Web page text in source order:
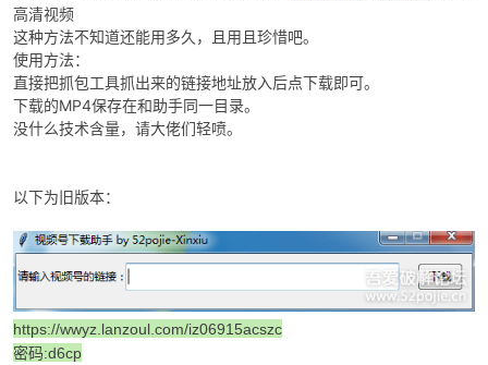
cn
高清视频
这种方法不知道还能用多久，且用且珍惜吧。
使用方法：
直接把抓包工具抓出来的链接地址放入后点下载即可。
下载的MP4保存在和助手同一目录。
没什么技术含量，请大佬们轻喷。
以下为旧版本：
https://wwyz.lanzoul.com/iz06915acszc
密码:d6cp